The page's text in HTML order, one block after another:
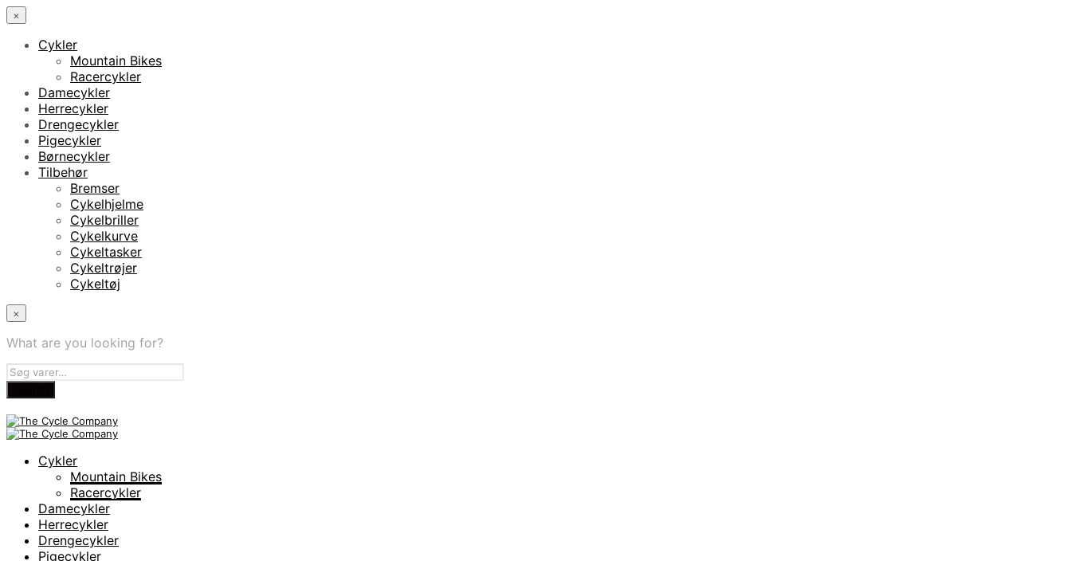
×
Cykler
Mountain Bikes
Racercykler
Damecykler
Herrecykler
Drengecykler
Pigecykler
Børnecykler
Tilbehør
Bremser
Cykelhjelme
Cykelbriller
Cykelkurve
Cykeltasker
Cykeltrøjer
Cykeltøj
×
What are you looking for?
Cykler
Mountain Bikes
Racercykler
Damecykler
Herrecykler
Drengecykler
Pigecykler